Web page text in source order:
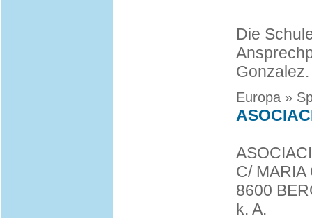
Die
Gonzalez.
Europa »
C/ MARIA
8600
k. A.